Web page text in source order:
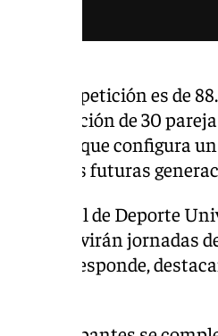
la competición es de
inscripción de 30
lo que configura
de las futuras
de Deporte
se vivirán jornadas
le corresponde,